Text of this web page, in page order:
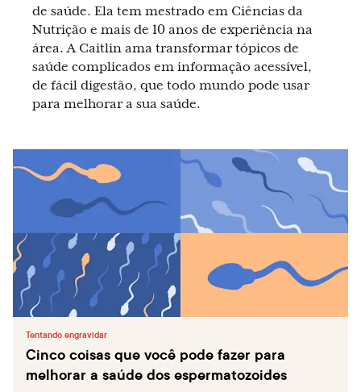
de saúde. Ela tem mestrado em Ciências da
Nutrição e mais de 10 anos de experiência na
área. A Caitlin ama transformar tópicos de
saúde complicados em informação acessível,
de fácil digestão, que todo mundo pode usar
para melhorar a sua saúde.
Tentando engravidar
Cinco coisas que você pode fazer para
melhorar a saúde dos espermatozoides